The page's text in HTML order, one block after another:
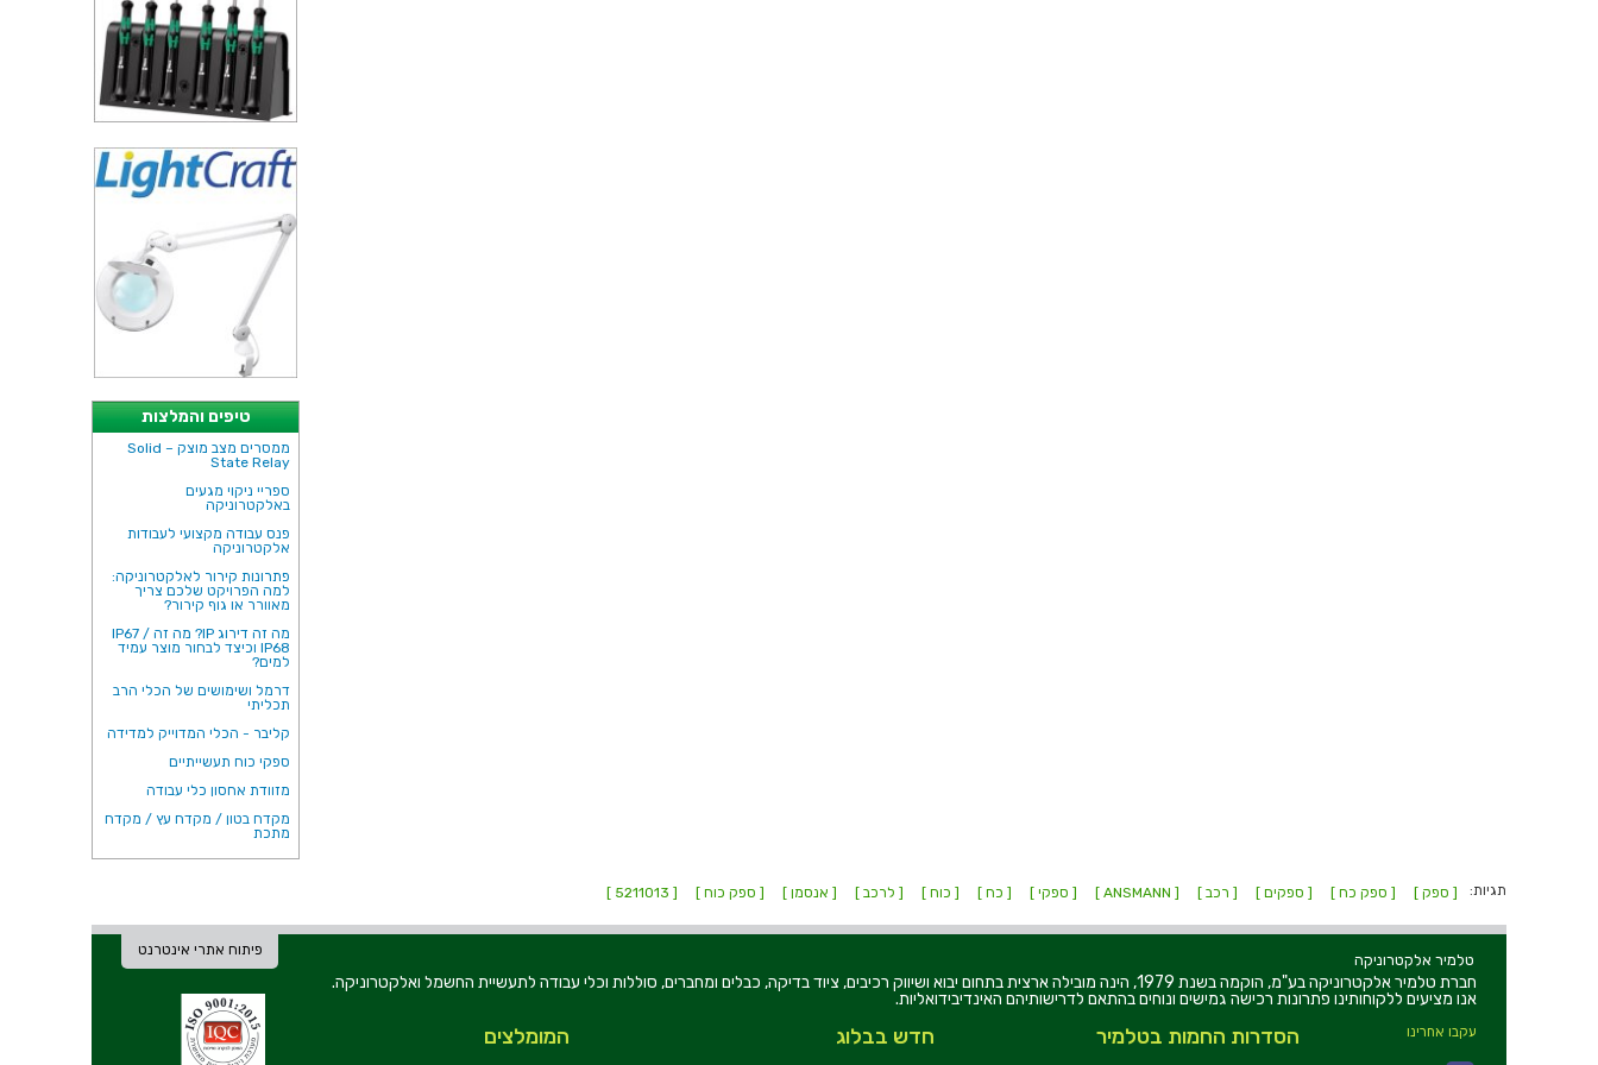
טיפים והמלצות
ממסרים מצב מוצק – Solid
State Relay
ספריי ניקוי מגעים
באלקטרוניקה
פנס עבודה מקצועי לעבודות
אלקטרוניקה
פתרונות קירור לאלקטרוניקה:
למה הפרויקט שלכם צריך
מאוורר או גוף קירור?
מה זה דירוג IP? מה זה IP67 /
IP68 וכיצד לבחור מוצר עמיד
למים?
דרמל ושימושים של הכלי הרב
תכליתי
קליבר - הכלי המדוייק למדידה
ספקי כוח תעשייתיים
מזוודת אחסון כלי עבודה
מקדח בטון / מקדח עץ / מקדח
מתכת
תגיות: [ ספק ] [ ספק כח ] [ ספקים ] [ רכב ] [ ANSMANN ] [ ספקי ] [ כח ] [ כוח ] [ לרכב ] [ אנסמן ] [ ספק כוח ] [ 5211013 ]
פיתוח אתרי אינטרנט
טלמיר אלקטרוניקה
חברת טלמיר אלקטרוניקה בע"מ, הוקמה בשנת 1979, הינה מובילה ארצית בתחום יבוא ושיווק רכיבים, ציוד בדיקה, כבלים ומחברים, סוללות וכלי עבודה לתעשיית החשמל ואלקטרוניקה.
אנו מציעים ללקוחותינו פתרונות רכישה גמישים ונוחים בהתאם לדרישותיהם האינדיבידואליות.
עקבו אחרינו המומלצים חדש בבלוג הסדרות החמות בטלמיר